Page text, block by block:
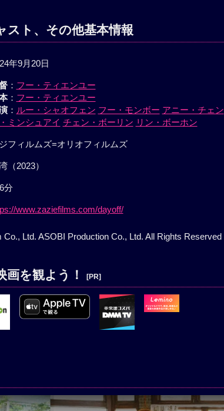
スト、その他基本情報
年9月20日
： フー・ティエンユー
： フー・ティエンユー
： ルー・シャオフェン フー・モンボー アニー・チェン
ミンシュアイ チェン・ボーリン リン・ボーホン
フィルムズ=オリオフィルムズ
（2023）
分
www.zaziefilms.com/dayoff/
Co., Ltd. ASOBI Production Co., Ltd. All Rights Reserved
画を観よう！ [PR]